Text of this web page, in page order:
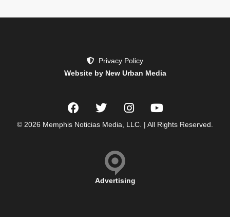
Privacy Policy
Website by New Urban Media
© 2026 Memphis Noticias Media, LLC. | All Rights Reserved.
Advertising